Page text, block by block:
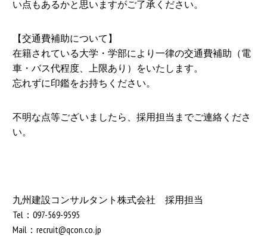
い点もあるかと思いますがご了承ください。
【交通費補助について】
在籍されている大学・学部により一律の交通費補助（電
車・バス代程度、上限あり）をいたします。
忘れずに印鑑をお持ちください。
不明な点等ございましたら、採用担当までご連絡くださ
い。
九州建設コンサルタント株式会社 採用担当
Tel：097-569-9595
Mail：recruit@qcon.co.jp